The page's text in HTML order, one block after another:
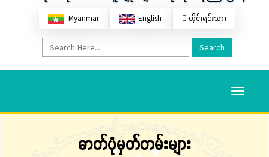
Myanmar English တိုင်းရင်းသား
Search
Toggle
ဓာတ်ပုံမှတ်တမ်းများ